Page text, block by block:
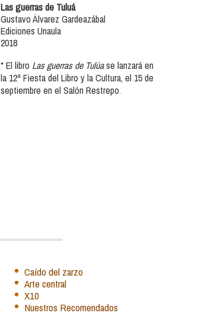
Las guerras de Tuluá
Gustavo Álvarez Gardeazábal
Ediciones Unaula
2018
* El libro Las guerras de Tulúase lanzará en
la 12ª Fiesta del Libro y la Cultura, el 15 de
septiembre en el Salón Restrepo.
Caído del zarzo
Arte central
X10
Nuestros Recomendados